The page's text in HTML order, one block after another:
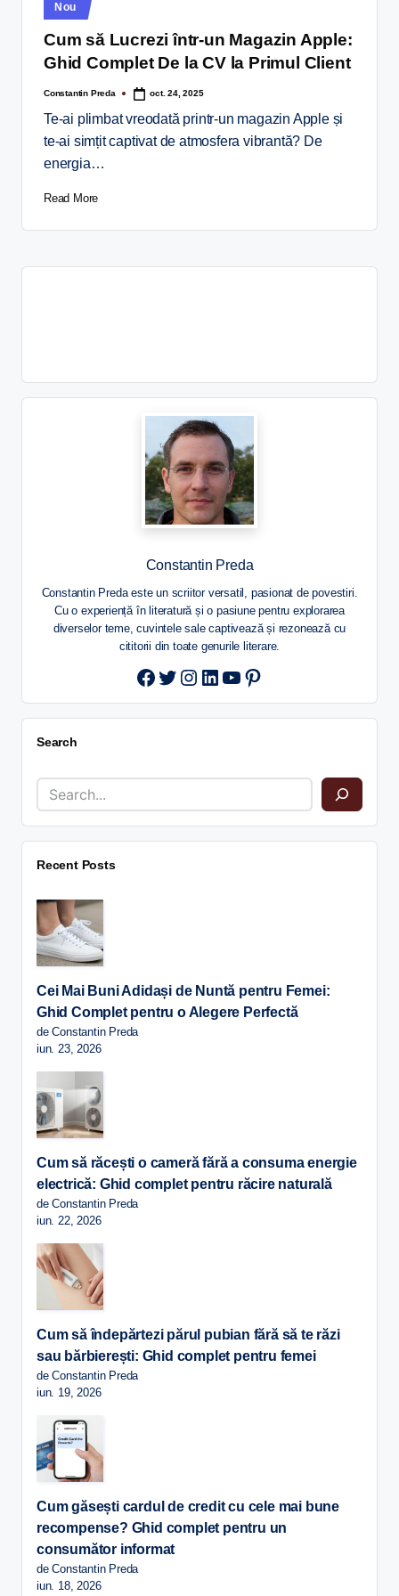
Nou
Cum să Lucrezi într-un Magazin Apple:
Ghid Complet De la CV la Primul Client
Constantin Preda oct. 24, 2025
Te-ai plimbat vreodată printr-un magazin Apple și
te-ai simțit captivat de atmosfera vibrantă? De
energia…
Read More
Constantin Preda
Constantin Preda este un scriitor versatil, pasionat de povestiri.
Cu o experiență în literatură și o pasiune pentru explorarea
diverselor teme, cuvintele sale captivează și rezonează cu
cititorii din toate genurile literare.
Twitter
Instagram
LinkedIn
YouTube
Pinterest
Search
Recent Posts
Cei Mai Buni Adidași de Nuntă pentru Femei:
Ghid Complet pentru o Alegere Perfectă
de Constantin Preda
iun. 23, 2026
Cum să răcești o cameră fără a consuma energie
electrică: Ghid complet pentru răcire naturală
de Constantin Preda
iun. 22, 2026
Cum să îndepărtezi părul pubian fără să te răzi
sau bărbierești: Ghid complet pentru femei
de Constantin Preda
iun. 19, 2026
Cum găsești cardul de credit cu cele mai bune
recompense? Ghid complet pentru un
consumător informat
de Constantin Preda
iun. 18, 2026